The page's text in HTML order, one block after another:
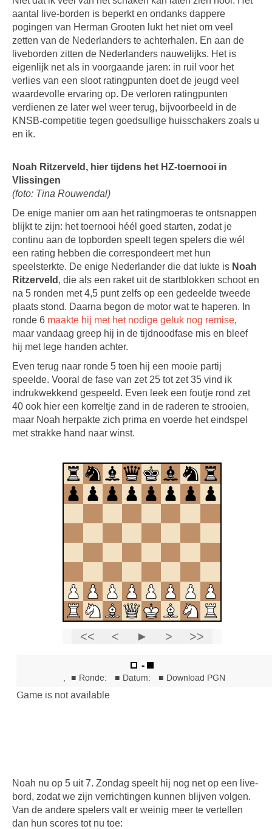
aantal live-borden is beperkt en ondanks dappere
pogingen van Herman Grooten lukt het niet om veel
zetten van de Nederlanders te achterhalen. En aan de
liveborden zitten de Nederlanders nauwelijks. Het is
eigenlijk net als in voorgaande jaren: in ruil voor het
verlies van een sloot ratingpunten doet de jeugd veel
waardevolle ervaring op. De verloren ratingpunten
verdienen ze later wel weer terug, bijvoorbeeld in de
KNSB-competitie tegen goedsullige huisschakers zoals u
en ik.
Noah Ritzerveld, hier tijdens het HZ-toernooi in
Vlissingen
(foto: Tina Rouwendal)
De enige manier om aan het ratingmoeras te ontsnappen
blijkt te zijn: het toernooi héél goed starten, zodat je
continu aan de topborden speelt tegen spelers die wél
een rating hebben die correspondeert met hun
speelsterkte. De enige Nederlander die dat lukte is Noah
Ritzerveld , die als een raket uit de startblokken schoot en
na 5 ronden met 4,5 punt zelfs op een gedeelde tweede
plaats stond. Daarna begon de motor wat te haperen. In
ronde 6 maakte hij met het nodige geluk nog remise,
maar vandaag greep hij in de tijdnoodfase mis en bleef
hij met lege handen achter.
Even terug naar ronde 5 toen hij een mooie partij
speelde. Vooral de fase van zet 25 tot zet 35 vind ik
indrukwekkend gespeeld. Even leek een foutje rond zet
40 ook hier een korreltje zand in de raderen te strooien,
maar Noah herpakte zich prima en voerde het eindspel
met strakke hand naar winst.
Noah nu op 5 uit 7. Zondag speelt hij nog net op een live-
bord, zodat we zijn verrichtingen kunnen blijven volgen.
Van de andere spelers valt er weinig meer te vertellen
dan hun scores tot nu toe: